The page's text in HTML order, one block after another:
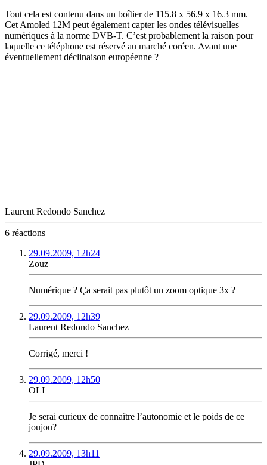
Tout cela est contenu dans un boîtier de 115.8 x 56.9 x 16.3 mm.
Cet Amoled 12M peut également capter les ondes télévisuelles
numériques à la norme DVB-T. C’est probablement la raison pour
laquelle ce téléphone est réservé au marché coréen. Avant une
éventuellement déclinaison européenne ?
Laurent Redondo Sanchez
6 réactions
29.09.2009, 12h24
Zouz
Numérique ? Ça serait pas plutôt un zoom optique 3x ?
29.09.2009, 12h39
Laurent Redondo Sanchez
Corrigé, merci !
29.09.2009, 12h50
OLI
Je serai curieux de connaître l’autonomie et le poids de ce
joujou?
29.09.2009, 13h11